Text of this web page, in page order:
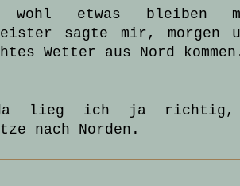
wohl etwas bleiben
sagte mir, morgen
Wetter aus Nord
lieg ich ja richtig,
nach Norden.